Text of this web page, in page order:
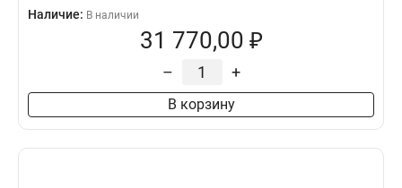
Наличие: В наличии
31 770,00 ₽
– +
В корзину